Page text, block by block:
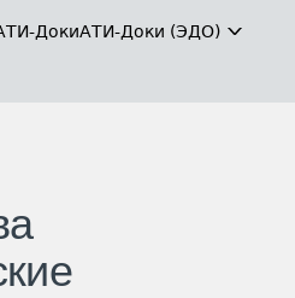
ДокиАТИ-Доки (ЭДО)